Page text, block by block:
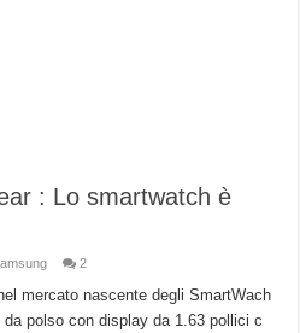
: Lo smartwatch è
2
mercato nascente degli SmartWach
polso con display da 1.63 pollici c